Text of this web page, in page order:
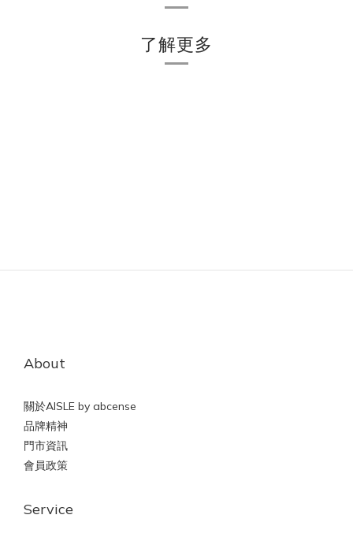
了解更多
About
關於AISLE by abcense
品牌精神
門市資訊
會員政策
Service